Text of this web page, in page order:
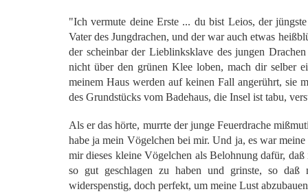
"Ich vermute deine Erste ... du bist Leios, der
Vater des Jungdrachen, und der war auch etwas
der scheinbar der Lieblinksklave des jungen
nicht über den grünen Klee loben, mach dir selber
meinem Haus werden auf keinen Fall angerührt, sie
des Grundstücks vom Badehaus, die Insel ist tabu,
Als er das hörte, murrte der junge Feuerdrache
habe ja mein Vögelchen bei mir. Und ja, es war
mir dieses kleine Vögelchen als Belohnung dafür,
so gut geschlagen zu haben und grinste, so
widerspenstig, doch perfekt, um meine Lust